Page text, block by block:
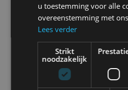
veiligheidsoplossingen
creëer je niet alleen een
comfortabelere en
de machinist.
u toestemming voor alle
overeenstemming met
Lees verder
Strikt
noodzakelijk